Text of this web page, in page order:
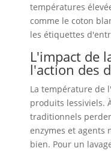
températures
comme le coton
les étiquettes
L'impact de
l'action des
La température de
produits lessiviels.
traditionnels
enzymes et agents
bien. Pour un